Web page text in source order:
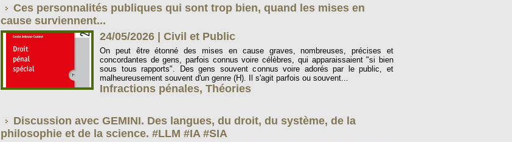
Ces personnalités publiques qui sont trop bien, quand les mises en
cause surviennent...
24/05/2026
Civil et Public
On peut être étonné des mises en cause graves, nombreuses, précises et
concordantes de gens, parfois connus voire célèbres, qui apparaissaient "si bien
sous tous rapports". Des gens souvent connus voire adorés par le public, et
malheureusement souvent d'un genre (H). Il s'agit parfois ou souvent...
Infractions pénales, Théories
Discussion avec GEMINI. Des langues, du droit, du système, de la
philosophie et de la science. #LLM #IA #SIA